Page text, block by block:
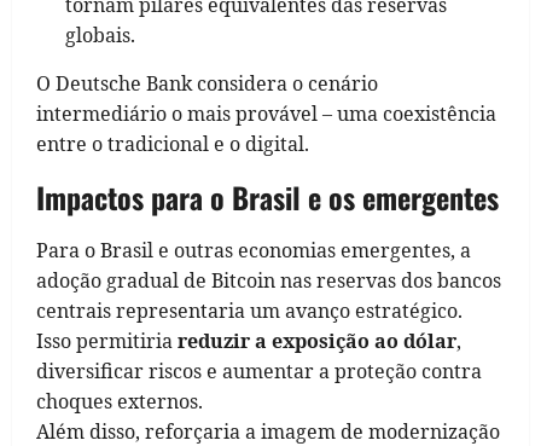
globais.
O Deutsche Bank considera o cenário
intermediário o mais provável – uma coexistência
entre o tradicional e o digital.
Impactos para o Brasil e os emergentes
Para o Brasil e outras economias emergentes, a
adoção gradual de Bitcoin nas reservas dos bancos
centraisrepresentaria um avanço estratégico.
Isso permitiriareduzir a exposição ao dólar,
diversificar riscos e aumentar a proteção contra
choques externos.
Além disso, reforçaria a imagem de modernização